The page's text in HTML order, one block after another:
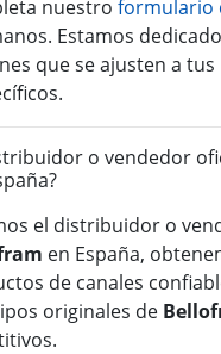
nuestro formulario
Estamos
que se ajusten a tus
o vendedor
el distribuidor o
en España,
de canales
originales de